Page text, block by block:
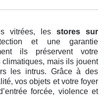
vitrées, les stores
sur
et une garantie
ils préservent votre
mais ils jouent
les intrus. Grâce à des
vos objets et votre foyer
forcée, violence et